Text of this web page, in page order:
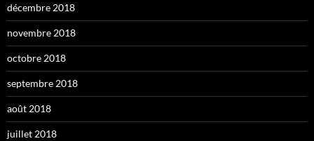
décembre 2018
novembre 2018
octobre 2018
septembre 2018
août 2018
juillet 2018